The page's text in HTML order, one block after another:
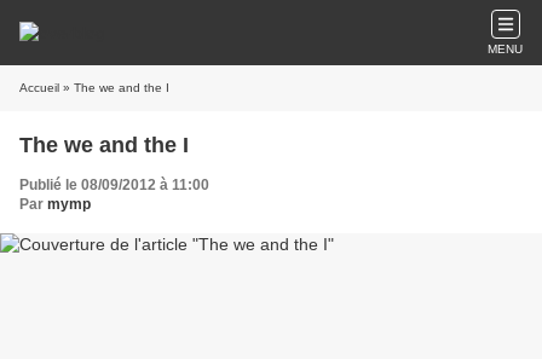
MENU
Accueil » The we and the I
The we and the I
Publié le 08/09/2012 à 11:00
Par mymp